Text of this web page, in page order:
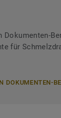
Dokumenten-
für
DOKUMENTEN-